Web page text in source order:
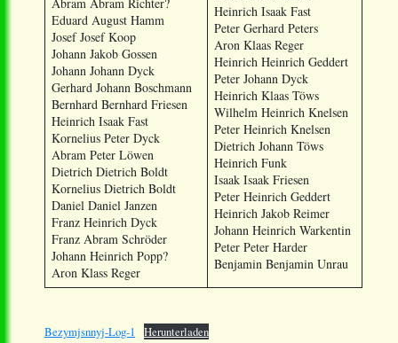
Eduard August Hamm
Josef Josef Koop
Johann Jakob Gossen
Johann Johann Dyck
Gerhard Johann Boschmann
Bernhard Bernhard Friesen
Heinrich Isaak Fast
Kornelius Peter Dyck
Abram Peter Löwen
Dietrich Dietrich Boldt
Kornelius Dietrich Boldt
Daniel Daniel Janzen
Franz Heinrich Dyck
Franz Abram Schröder
Johann Heinrich Popp?
Aron Klass Reger
Heinrich Isaak Fast
Peter Gerhard Peters
Aron Klaas Reger
Heinrich Heinrich Geddert
Peter Johann Dyck
Heinrich Klaas Töws
Wilhelm Heinrich Knelsen
Peter Heinrich Knelsen
Dietrich Johann Töws
Heinrich Funk
Isaak Isaak Friesen
Peter Heinrich Geddert
Heinrich Jakob Reimer
Johann Heinrich Warkentin
Peter Peter Harder
Benjamin Benjamin Unrau
Bezymjsnnyj-Log-1 Herunterladen